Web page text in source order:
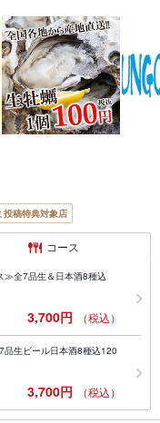
投稿特典対象店
コース
≫全7品生＆日本酒8種込
3,700円 （税込）
生ビール日本酒8種込120
3,700円 （税込）